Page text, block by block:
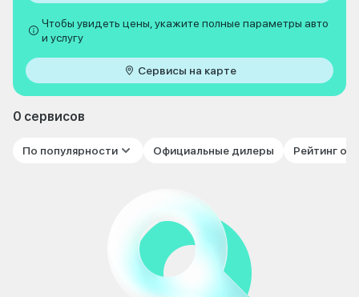
Чтобы увидеть цены, укажите полные параметры авто
и услугу
Сервисы на карте
0 сервисов
По популярности Официальные дилеры Рейтинг